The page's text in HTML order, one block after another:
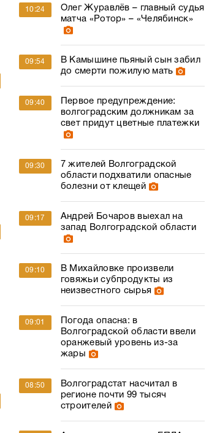
10:24
Олег Журавлёв – главный судья
матча «Ротор» – «Челябинск»
09:54
В Камышине пьяный сын забил
до смерти пожилую мать
09:40
Первое предупреждение:
волгоградским должникам за
свет придут цветные платежки
09:30
7 жителей Волгоградской
области подхватили опасные
болезни от клещей
09:17
Андрей Бочаров выехал на
запад Волгоградской области
09:10
В Михайловке произвели
говяжьи субпродукты из
неизвестного сырья
09:01
Погода опасна: в
Волгоградской области ввели
оранжевый уровень из-за
жары
08:50
Волгоградстат насчитал в
регионе почти 99 тысяч
строителей